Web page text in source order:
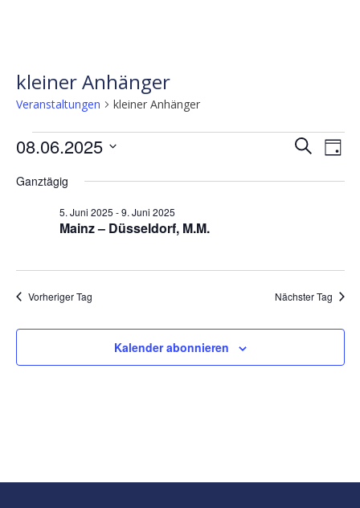
kleiner Anhänger
Veranstaltungen kleiner Anhänger
Veranstaltungen
8.
2025
SucheTag
08.06.2025
wählen.
Ganztägig
Mainz – Düsseldorf, M.M.
5. Juni 2025 -9. Juni 2025
Vorheriger Tag Nächster Tag
Kalender abonnieren